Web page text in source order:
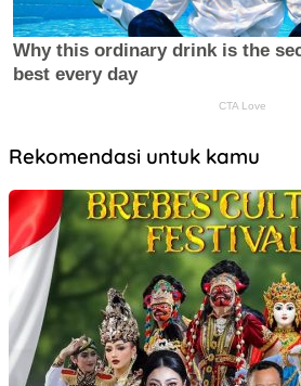
Rekomendasi untuk kamu